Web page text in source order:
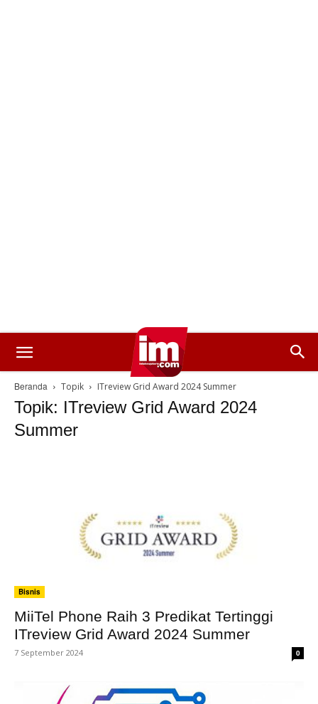
Beranda Topik ITreview Grid Award 2024 Summer
Topik: ITreview Grid Award 2024
Summer
Bisnis
MiiTel Phone Raih 3 Predikat Tertinggi
ITreview Grid Award 2024 Summer
7 September 2024 0